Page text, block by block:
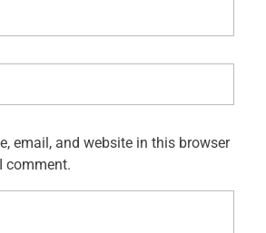
email, and website in this browser
comment.